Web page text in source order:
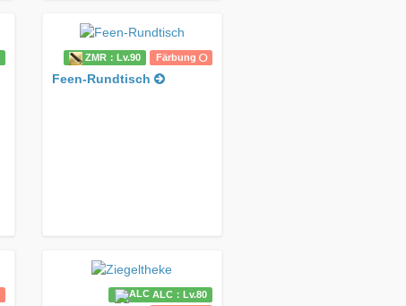
ZMR：Lv.90 Färbung
Feen-Rundtisch
ALC：Lv.80